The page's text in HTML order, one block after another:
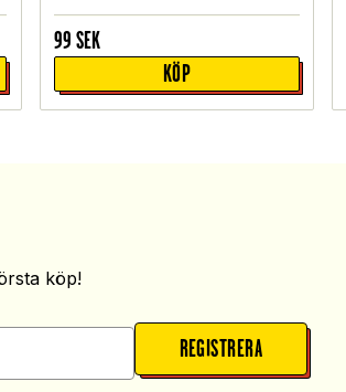
99 SEK
KÖP
köp!
REGISTRERA